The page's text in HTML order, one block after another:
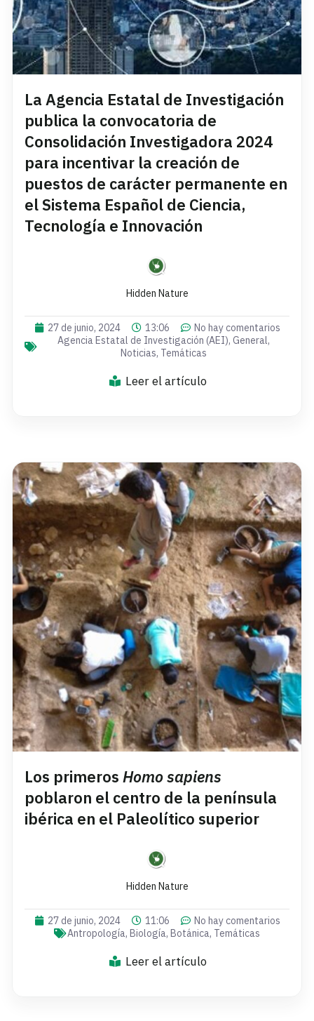
La Agencia Estatal de Investigación
publica la convocatoria de
Consolidación Investigadora 2024
para incentivar la creación de
puestos de carácter permanente en
el Sistema Español de Ciencia,
Tecnología e Innovación
Hidden Nature
27 de junio, 2024 13:06
No hay comentarios
Agencia Estatal de Investigación (AEI), General,
Noticias, Temáticas
Leer el artículo
Los primeros Homo sapiens
poblaron el centro de la península
ibérica en el Paleolítico superior
Hidden Nature
27 de junio, 2024 11:06
No hay comentarios
Antropología, Biología, Botánica, Temáticas
Leer el artículo